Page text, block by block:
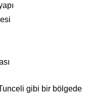
gibi bir bölgede